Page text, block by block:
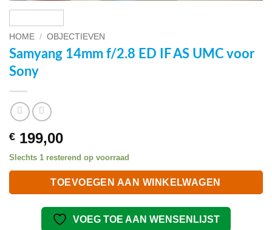
HOME / OBJECTIEVEN
Samyang 14mm f/2.8 ED IF AS UMC voor
Sony
€ 199,00
Slechts 1 resterend op voorraad
TOEVOEGEN AAN WINKELWAGEN
VOEG TOE AAN WENSENLIJST